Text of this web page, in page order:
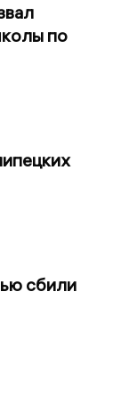
по
сбили